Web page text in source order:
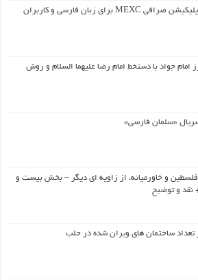
دانلود اپلیکیشن صرافی MEXC برای زبان فارسی و کاربران
امام جواد با دستخط امام رضا علیهما السلام و روش
«سلمان فارسی»
و خاورمیانه، از زاویه ای دیگر – بخش بیست و
و توضیح
تعداد ساختمان های ویران شده در حلب